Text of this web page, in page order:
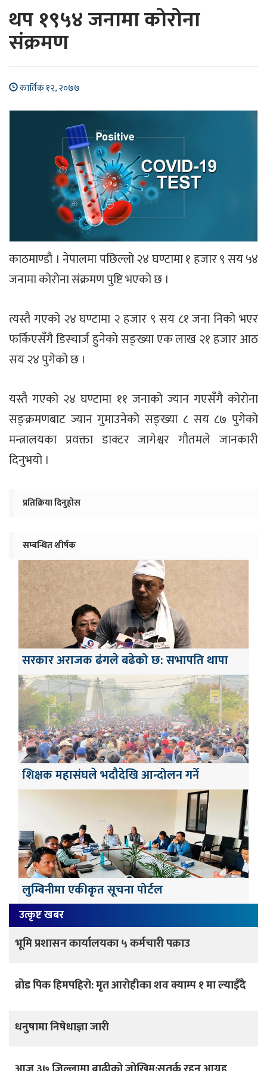
थप १९५४ जनामा कोरोना
संक्रमण
कार्तिक १२, २०७७
काठमाण्डाै । नेपालमा पछिल्लो २४ घण्टामा १ हजार ९ सय ५४
जनामा कोरोना संक्रमण पुष्टि भएकाे छ ।
त्यस्तै गएकाे २४ घण्टामा २ हजार ९ सय ८१ जना निकाे भएर
फर्किएसँगै डिस्चार्ज हुनेकाे सङ्ख्या एक लाख २१ हजार आठ
सय २४ पुगेको छ ।
यस्तै गएको २४ घण्टामा ११ जनाको ज्यान गएसँगै कोरोना
सङ्क्रमणबाट ज्यान गुमाउनेको सङ्ख्या ८ सय ८७ पुगेको
मन्त्रालयका प्रवक्ता डाक्टर जागेश्वर गौतमले जानकारी
दिनुभयो ।
प्रतिक्रिया दिनुहोस
सम्बन्धित शीर्षक
सरकार अराजक ढंगले बढेको छ: सभापति थापा
शिक्षक महासंघले भदौदेखि आन्दोलन गर्ने
लुम्बिनीमा एकीकृत सूचना पोर्टल
उत्कृष्ट खबर
भूमि प्रशासन कार्यालयका ५ कर्मचारी पक्राउ
ब्रोड पिक हिमपहिरो: मृत आरोहीका शव क्याम्प १ मा ल्याइँदै
धनुषामा निषेधाज्ञा जारी